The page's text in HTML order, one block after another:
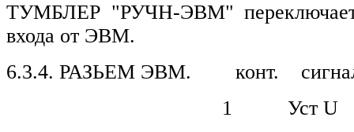
ТУМБЛЕР "РУЧН-ЭВМ" переключает
входа от ЭВМ.
6.3.4. РАЗЬЕМ ЭВМ. конт.
1 Уст U